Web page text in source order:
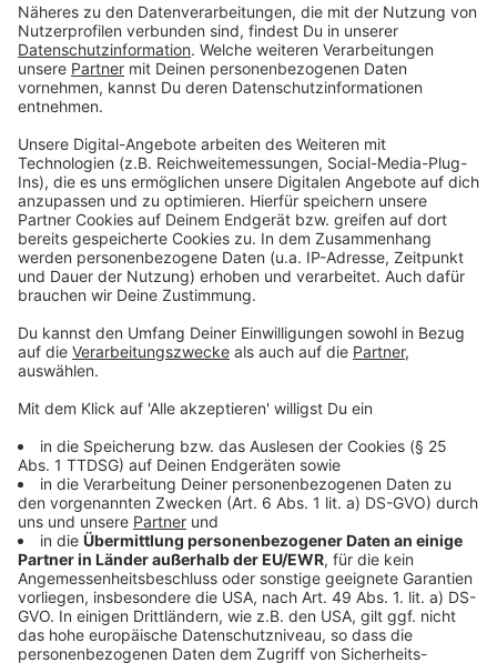
Video anzusehen.
Mehr Informationen
powered byUsercentrics Consent
Management Platform
Um herauszufinden, was wirklich mit den Männern der
Forschungsstation geschehen ist, müssen sich die
stellen.
Anzeige
©Copyright: Sky
müssen wieder zusammenarbeiten.
©Copyright: Sky
Danvers bekommt neue Hinweise, die den Fall noch
verstörender machen.
Anzeige